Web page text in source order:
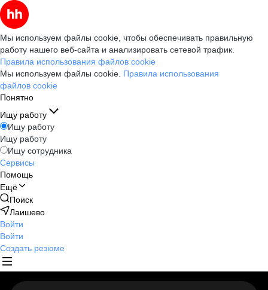
Мы используем файлы cookie, чтобы обеспечивать правильную
работу нашего веб-сайта и анализировать сетевой трафик.
Правила использования файлов cookie
Мы используем файлы cookie. Правила использования
файлов cookie
Понятно
Ищу работу
Ищу работу
Ищу работу
Ищу сотрудника
Сервисы
Помощь
Ещё
Поиск
Лаишево
Войти
Войти
Создать резюме